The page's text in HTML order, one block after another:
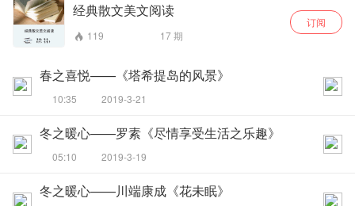
经典散文美文阅读
119 17期
订阅
春之喜悦——《塔希提岛的风景》
10:35 2019-3-21
冬之暖心——罗素《尽情享受生活之乐趣》
05:10 2019-3-19
冬之暖心——川端康成《花未眠》